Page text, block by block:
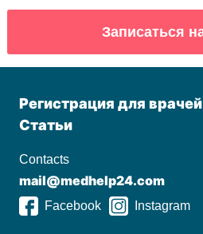
Регистрация для врачей
Статьи
Contacts
mail@medhelp24.com
Facebook Instagram